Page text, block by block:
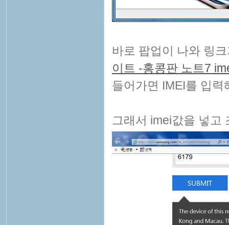
바로 팝업이 나와 링
이트 -홍콩판 노트7
들어가면 IMEI를 입
그래서 imei값을 넣고